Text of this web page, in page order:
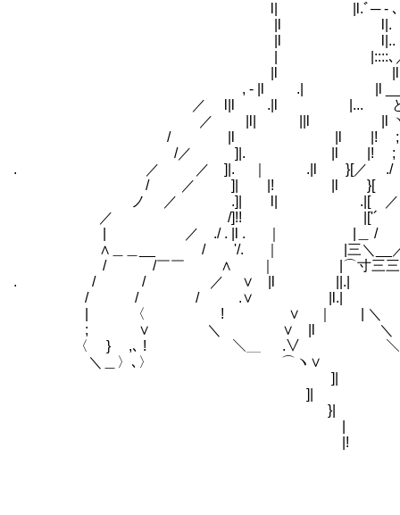
l| |l.ﾞ─ - ､
|l l|.
|l l|..
| |::::､／ ! 【うーん、これ
, - |l .| |l ___）
／ l|l .|l |... と_､／__ ＼ 【久々
／ |l| ||l |l ヽ | ! ヽ
/ |l |l |! ;! .; 人￣
/／ ]|. |l |! ; ; .∧ ＼ ＼ 【とりあ
. ／ ／ ]|. ｜ .|l }[／ ./
/ ／ ]| |! |l }[ / }
ノ ／ .]| l| .|[ ／
／ /]!! |['´ { ､ ヽ
| ／ ./ . |l . ｜ |＿ / ;⌒ー
∧＿＿__ / '/. ｜ |三＼__／
/ /￣￣ ∧ ｜ |⌒寸三三三
. / / ／ ∨ |l ||.| !`''＜
/ / / .∨ |l.| ;
| 〈 ! ∨ ｜ | ＼
; ∨ ＼ ∨ |l ＼
〈 } ,､ ! ＼＿ .∨ ＼＼
＼＿〉､〉 ⌒ヽ∨
]|
]|
}|
|!